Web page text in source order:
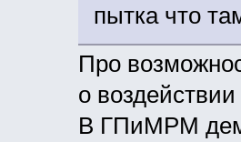
пытка что
Про
о
В ГПиМРМ